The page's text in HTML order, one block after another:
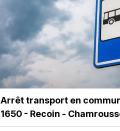
Arrêt transport en
1650 - Recoin -